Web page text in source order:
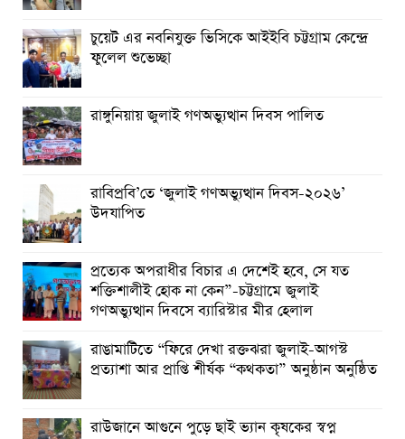
আত্রাইয়ে যথাযোগ্য মর্যাদায় ‘জুলাই গণঅভ্যুত্থান দিবস’ পালিত
ঝালকাঠিতে জুলাই গণঅভ্যুত্থান দিবস পালিত
রাবিপ্রবি’তে ‘জুলাই গণঅভ্যুত্থান দিবস-২০২৬’ উদযাপিত
চুয়েট এর নবনিযুক্ত ভিসিকে আইইবি চট্টগ্রাম কেন্দ্রে
ফুলেল শুভেচ্ছা
রাঙ্গুনিয়ায় জুলাই গণঅভ্যুত্থান দিবস পালিত
রাবিপ্রবি’তে ‘জুলাই গণঅভ্যুত্থান দিবস-২০২৬’
উদযাপিত
প্রত্যেক অপরাধীর বিচার এ দেশেই হবে, সে যত
শক্তিশালীই হোক না কেন”-চট্টগ্রামে জুলাই
গণঅভ্যুত্থান দিবসে ব্যারিস্টার মীর হেলাল
রাঙামাটিতে “ফিরে দেখা রক্তঝরা জুলাই-আগস্ট
প্রত্যাশা আর প্রাপ্তি শীর্ষক “কথকতা” অনুষ্ঠান অনুষ্ঠিত
রাউজানে আগুনে পুড়ে ছাই ভ্যান কৃষকের স্বপ্ন